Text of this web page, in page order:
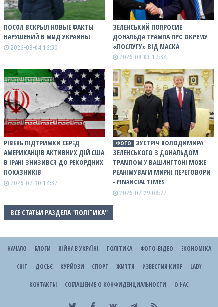
ПОСОЛ ВСКРЫЛ НОВЫЕ ФАКТЫ
НАРУШЕНИЙ В МИД УКРАИНЫ
2026-08-04 16:30
ЗЕЛЕНСЬКИЙ ПОПРОСИВ
ДОНАЛЬДА ТРАМПА ПРО ОКРЕМУ
«ПОСЛУГУ» ВІД МАСКА
2026-08-03 12:34
РІВЕНЬ ПІДТРИМКИ СЕРЕД
АМЕРИКАНЦІВ АКТИВНИХ ДІЙ США
В ІРАНІ ЗНИЗИВСЯ ДО РЕКОРДНИХ
ПОКАЗНИКІВ
2026-07-30 14:37
ФОТО
ЗУСТРІЧ ВОЛОДИМИРА
ЗЕЛЕНСЬКОГО З ДОНАЛЬДОМ
ТРАМПОМ У ВАШИНГТОНІ МОЖЕ
РЕАНІМУВАТИ МИРНІ ПЕРЕГОВОРИ
- FINANCIAL TIMES
2026-07-29 08:27
ВСЕ СТАТЬИ РАЗДЕЛА "ПОЛІТИКА"
НАЧАЛО БЛОГИ ВІЙНА В УКРАЇНІ ПОЛІТИКА ФОТО-ВІДЕО ЕКОНОМІКА
СВІТ ДОСЬЄ КУРЙОЗИ СПОРТ ЖИТТЯ ИЗВЕСТИЯ КИПР LADY
КОНТАКТЫ СОГЛАШЕНИЕ О КОНФИДЕНЦИАЛЬНОСТИ О НАС